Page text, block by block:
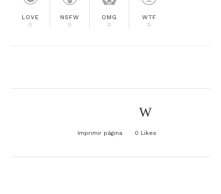
LOVE
0
NSFW
0
OMG
0
WTF
0
Imprimir página 0 Likes